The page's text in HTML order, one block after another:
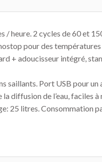
heure. 2 cycles de 60 et
pour des
+ adoucisseur intégré,
saillants. Port USB pour
diffusion de l’eau, faciles
25 litres. Consommation